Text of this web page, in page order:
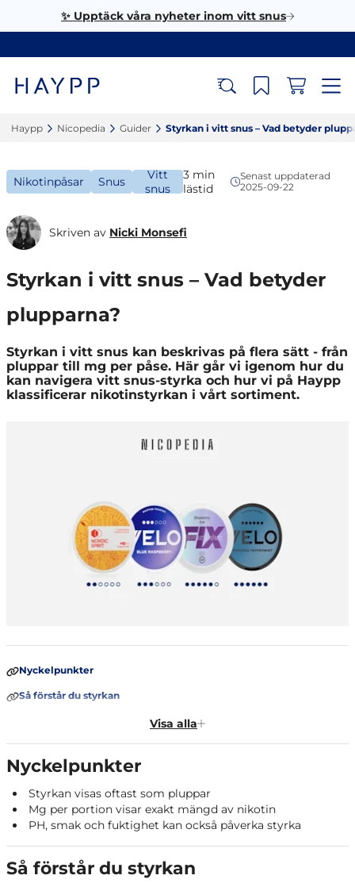
✨ Upptäck våra nyheter inom vitt snus
Haypp‎ Nicopedia‎ Guider‎ Styrkan i vitt snus – Vad betyder
Nikotinpåsar Snus
Vitt
snus
3 min
lästid
Senast uppdaterad
2025-09-22
Skriven av Nicki Monsefi
Styrkan i vitt snus – Vad betyder
plupparna?
Styrkan i vitt snus kan beskrivas på flera sätt - från
pluppar till mg per påse. Här går vi igenom hur du
kan navigera vitt snus-styrka och hur vi på Haypp
klassificerar nikotinstyrkan i vårt sortiment.
Nyckelpunkter
Så förstår du styrkan
Nikotin per portion
Haypps styrkekategorier
Andra faktorer som kan påverka styrka
Våra kvalitetskrav
Sammanfattning
Visa alla
Nyckelpunkter
Styrkan visas oftast som pluppar
Mg per portion visar exakt mängd av nikotin
PH, smak och fuktighet kan också påverka styrka
Så förstår du styrkan